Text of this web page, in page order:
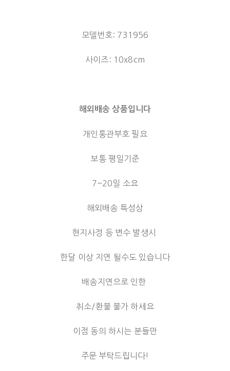
모델번호: 731956
사이즈: 10x8cm
해외배송 상품입니다
개인통관부호 필요
보통 평일기준
7~20일 소요
해외배송 특성상
현지사정 등 변수 발생시
한달 이상 지연 될수도 있습니다
배송지연으로 인한
취소/환불 불가 하세요
이점 동의 하시는 분들만
주문 부탁드립니다!